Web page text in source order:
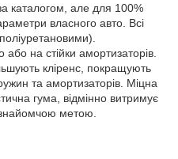
каталогом, але для 100%
власного авто. Всі
на стійки амортизаторів.
кліренс, покращують
та амортизаторів. Міцна
гума, відмінно витримує
метою.